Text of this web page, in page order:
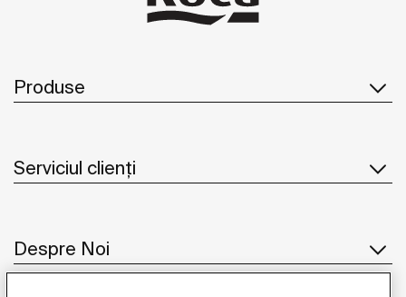
Produse
Serviciul clienți
Despre Noi